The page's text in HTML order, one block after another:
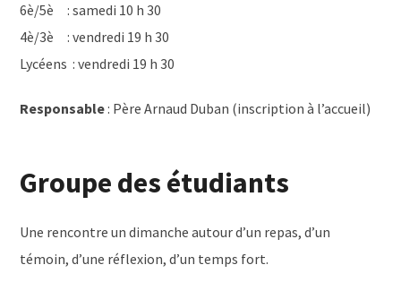
6è/5è : samedi 10 h 30
4è/3è : vendredi 19 h 30
Lycéens : vendredi 19 h 30
Responsable: Père Arnaud Duban (inscription à l’accueil)
Groupe des étudiants
Une rencontre un dimanche autour d’un repas, d’un
témoin, d’une réflexion, d’un temps fort.